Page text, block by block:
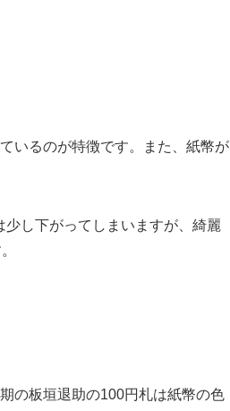
いるのが特徴です。また、紙幣が
し下がってしまいますが、綺麗
の板垣退助の100円札は紙幣の色